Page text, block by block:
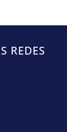
REDES